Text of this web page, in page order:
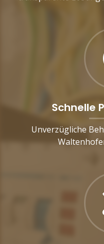
Schnelle
Unverzügliche